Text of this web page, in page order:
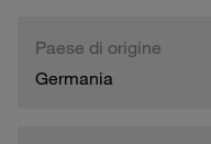
Paese di origine
Germania